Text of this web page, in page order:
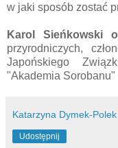
w jaki sposób zostać
Karol Sieńkowski
przyrodniczych,
Japońskiego
"Akademia Sorobanu"
Katarzyna Dymek-Polek
Udostępnij